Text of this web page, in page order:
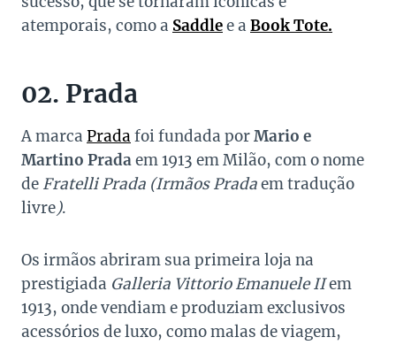
atemporais, como a Saddlee a Book Tote.
02. Prada
A marca Prada foi fundada porMario e
Martino Pradaem 1913 em Milão, com o nome
de Fratelli Prada (Irmãos Pradaem tradução
livre).
Os irmãos abriram sua primeira loja na
prestigiada Galleria Vittorio Emanuele IIem
1913, onde vendiam e produziam exclusivos
acessórios de luxo, como malas de viagem,